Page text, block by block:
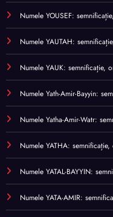
Numele YOUSEF:
Numele YAUTAH:
Numele YAUK: semnificație,
Numele Yath-Amir-Bayyin:
Numele Yatha-Amir-Watr:
Numele YATHA:
Numele YATAL-BAYYIN:
Numele YATA-AMIR: